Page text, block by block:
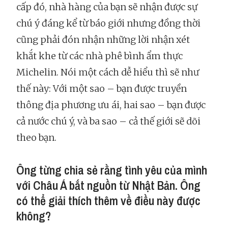
cấp đó, nhà hàng của bạn sẽ nhận được sự
chú ý đáng kể từ báo giới nhưng đồng thời
cũng phải đón nhận những lời nhận xét
khắt khe từ các nhà phê bình ẩm thực
Michelin. Nói một cách dễ hiểu thì sẽ như
thế này: Với một sao – bạn được truyền
thông địa phương ưu ái, hai sao – bạn được
cả nước chú ý, và ba sao – cả thế giới sẽ dõi
theo bạn.
Ông từng chia sẻ rằng tình yêu của mình
với Châu Á bắt nguồn từ Nhật Bản. Ông
có thể giải thích thêm về điều này được
không?